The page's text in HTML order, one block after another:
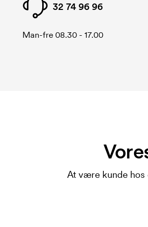
32 74 96 96
Man-fre 08.30 - 17.00
At være kunde hos